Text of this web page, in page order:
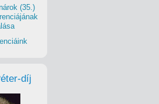
napokban még
a nagypolitikát,
nagyon tisztelem őt
a csillogó szemmel
(35.)
díj